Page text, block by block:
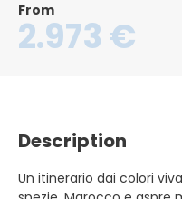
From
2.973 €
Description
Un itinerario dai colori